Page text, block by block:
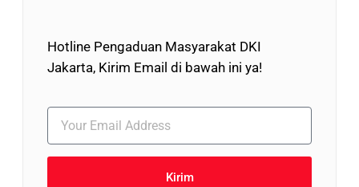
Hotline Pengaduan Masyarakat DKI
Jakarta, Kirim Email di bawah ini ya!
Kirim